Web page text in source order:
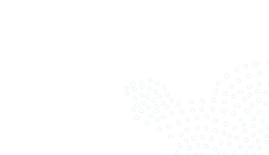
Partez à la découverte des patrimoines de La
Hague